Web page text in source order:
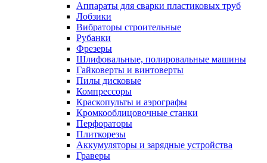
Аппараты для сварки пластиковых труб
Лобзики
Вибраторы строительные
Рубанки
Фрезеры
Шлифовальные, полировальные машины
Гайковерты и винтоверты
Пилы дисковые
Компрессоры
Краскопульты и аэрографы
Кромкооблицовочные станки
Перфораторы
Плиткорезы
Аккумуляторы и зарядные устройства
Граверы